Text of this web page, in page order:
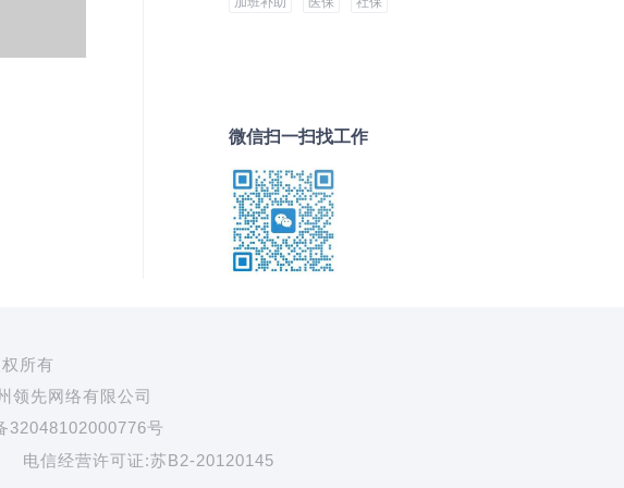
微信扫一扫找工作
所有
领先网络有限公司
32048102000776号
电信经营许可证:苏B2-20120145